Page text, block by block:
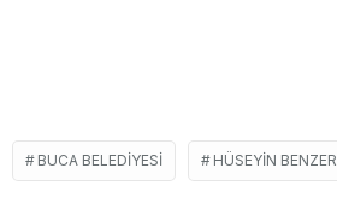
BUCA BELEDIYESI HÜSEYIN BENZER